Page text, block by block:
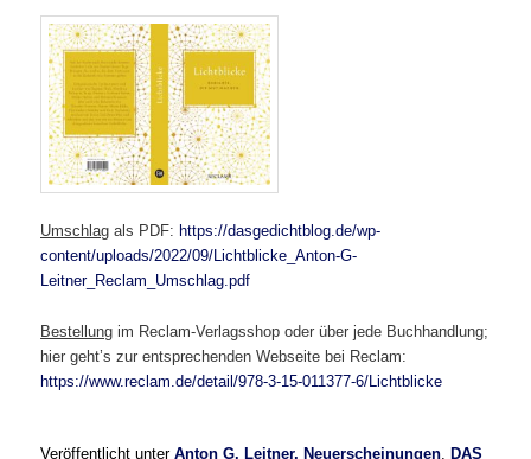
Umschlag als PDF: https://dasgedichtblog.de/wp-
content/uploads/2022/09/Lichtblicke_Anton-G-
Leitner_Reclam_Umschlag.pdf
Bestellung im Reclam-Verlagsshop oder über jede Buchhandlung;
hier geht’s zur entsprechenden Webseite bei Reclam:
https://www.reclam.de/detail/978-3-15-011377-6/Lichtblicke
Veröffentlicht unter Anton G. Leitner, Neuerscheinungen ,DAS